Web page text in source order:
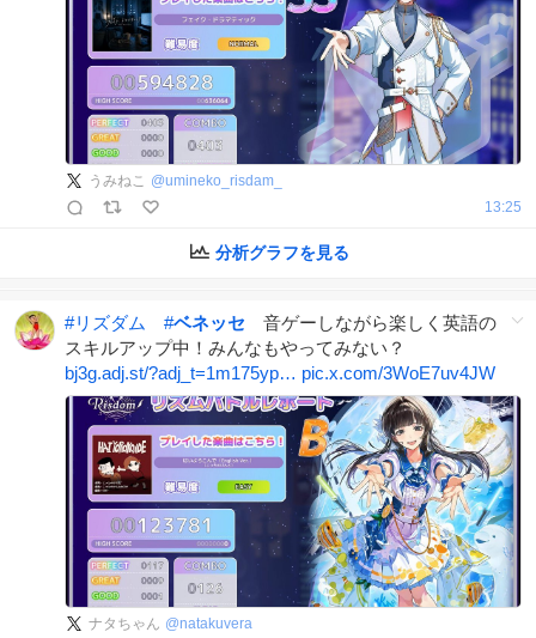
うみねこ @umineko_risdam_
13:25
分析グラフを見る
#リズダム #ベネッセ 音ゲーしながら楽しく英語の
スキルアップ中！みんなもやってみない？
bj3g.adj.st/?adj_t=1m175yp… pic.x.com/3WoE7uv4JW
ナタちゃん @natakuvera